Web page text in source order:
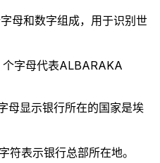
母和数字组成，用于识别世
字母代表ALBARAKA
母显示银行所在的国家是埃
符表示银行总部所在地。